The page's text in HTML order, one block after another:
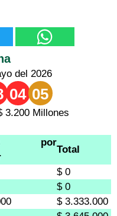
del 2026
04 05
3.200 Millones
por
Total
$ 0
$ 0
$ 3.333.000